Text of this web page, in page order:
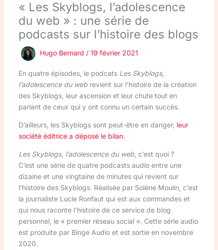
« Les Skyblogs, l’adolescence
du web » : une série de
podcasts sur l’histoire des blogs
Hugo Bernard / 19 février 2021
En quatre épisodes, le podcats Les Skyblogs,
l’adolescence du webrevient sur l’histoire de la création
des Skyblogs, leur ascension et leur chute tout en
parlant de ceux qui y ont connu un certain succès.
D’ailleurs, les Skyblogs sont peut-être en danger, leur
société éditrice a déposé le bilan.
Les Skyblogs, l’adolescence du web, c’est quoi ?
C’est une série de quatre podcasts audio entre une
dizaine et une vingtaine de minutes qui revient sur
l’histoire des Skyblogs. Réalisée par Solène Moulin, c’est
la journaliste Lucie Ronfaut qui est aux commandes et
qui nous raconte l’histoire de ce service de blog
personnel, le « premier réseau social ». Cette série audio
est produite par Binge Audio et est sortie en novembre
2020.